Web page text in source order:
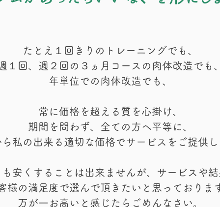
たとえ１回きりのトレーニングでも、
１回、週２回の３ヵ月コースの肉体改造でも、
年単位での肉体改造でも、
常に価格を超える質を心掛け、
期間を問わず 、全ての方へ平等に、
私の出来る適切な価格でサービスをご提供し
安くすることは出来ませんが、サービスや結
様の満足度で選んで頂きたいと思っておりま
万が一お高いと感じたらごめんなさい。